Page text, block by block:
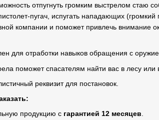
отпугнуть громким выстрелом стаю
пугач, испугать нападающих
компании и поможет привлечь внимание
для отработки навыков обращения с
поможет спасателям найти вас в лесу или
реквизит для постановок.
продукцию с гарантией 12 месяцев.